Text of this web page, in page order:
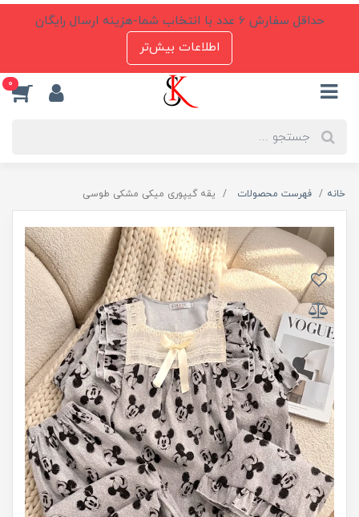
حداقل سفارش 6 عدد با انتخاب شما-هزینه ارسال رایگان
اطلاعات بیش‌تر
0
خانه فهرست محصولات یقه گیپوری میکی مشکی طوسی